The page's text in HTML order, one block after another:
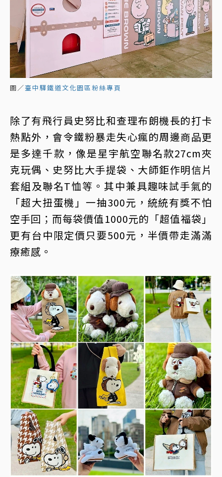
圖／臺中驛鐵道文化園區粉絲專頁
除了有飛行員史努比和查理布朗機長的打卡
熱點外，會令鐵粉暴走失心瘋的周邊商品更
是多達千款，像是星宇航空聯名款27cm夾
克玩偶、史努比大手提袋、大師鉅作明信片
套組及聯名T恤等。其中兼具趣味試手氣的
「超大扭蛋機」一抽300元，統統有獎不怕
空手回；而每袋價值1000元的「超值福袋」
更有台中限定價只要500元，半價帶走滿滿
療癒感。